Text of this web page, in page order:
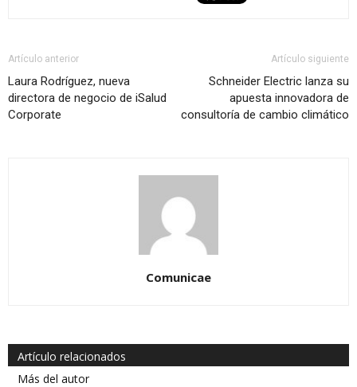
Artículo anterior
Laura Rodríguez, nueva
directora de negocio de iSalud
Corporate
Artículo siguiente
Schneider Electric lanza su
apuesta innovadora de
consultoría de cambio climático
Comunicae
Artículo relacionados
Más del autor